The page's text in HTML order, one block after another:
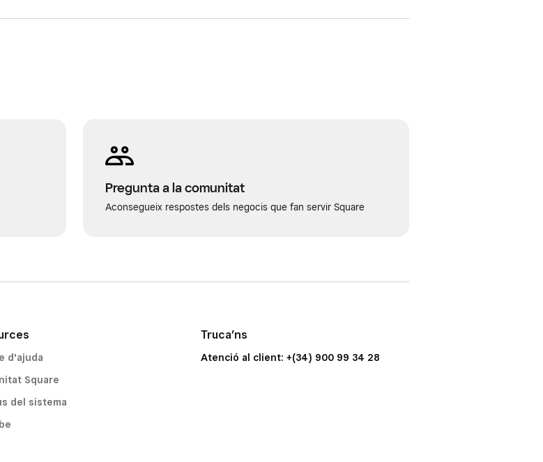
Pregunta a la comunitat
Aconsegueix respostes dels negocis que fan servir Square
d'ajuda
Square
del sistema
Truca’ns
Atenció al client: +(34) 900 99 34 28